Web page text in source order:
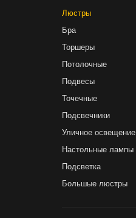
Люстры
Бра
Торшеры
Потолочные
Подвесы
Точечные
Подсвечники
Уличное освещение
Настольные лампы
Подсветка
Большые люстры